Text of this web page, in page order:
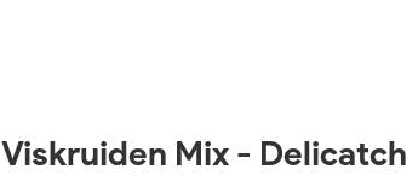
Viskruiden Mix - Delicatch